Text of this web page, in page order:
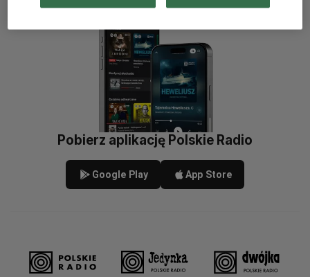
Pobierz aplikację Polskie Radio
Google Play App Store